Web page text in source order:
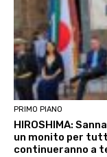
PRIMO PIANO
HIROSHIMA:
un monito per
continueranno a